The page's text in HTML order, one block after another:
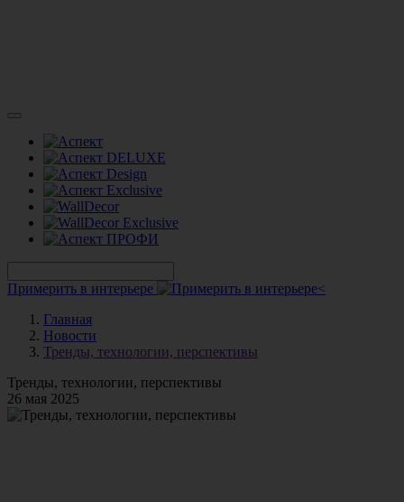
Примерить в интерьере
Главная
Новости
Тренды, технологии, перспективы
Тренды, технологии, перспективы
26 мая 2025